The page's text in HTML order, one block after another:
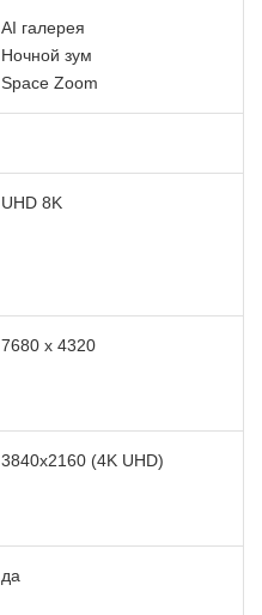
AI галерея
Ночной зум
Space Zoom
UHD 8K
7680 x 4320
3840x2160 (4K UHD)
да